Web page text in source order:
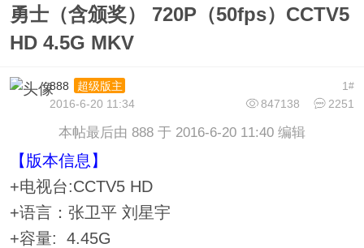
勇士（含颁奖） 720P（50fps）CCTV5
HD 4.5G MKV
1#
888
超级版主
847138
2251
2016-6-20 11:34
本帖最后由 888 于 2016-6-20 11:40 编辑
【版本信息】
+电视台:CCTV5 HD
+语言：张卫平 刘星宇
+容量: 4.45G